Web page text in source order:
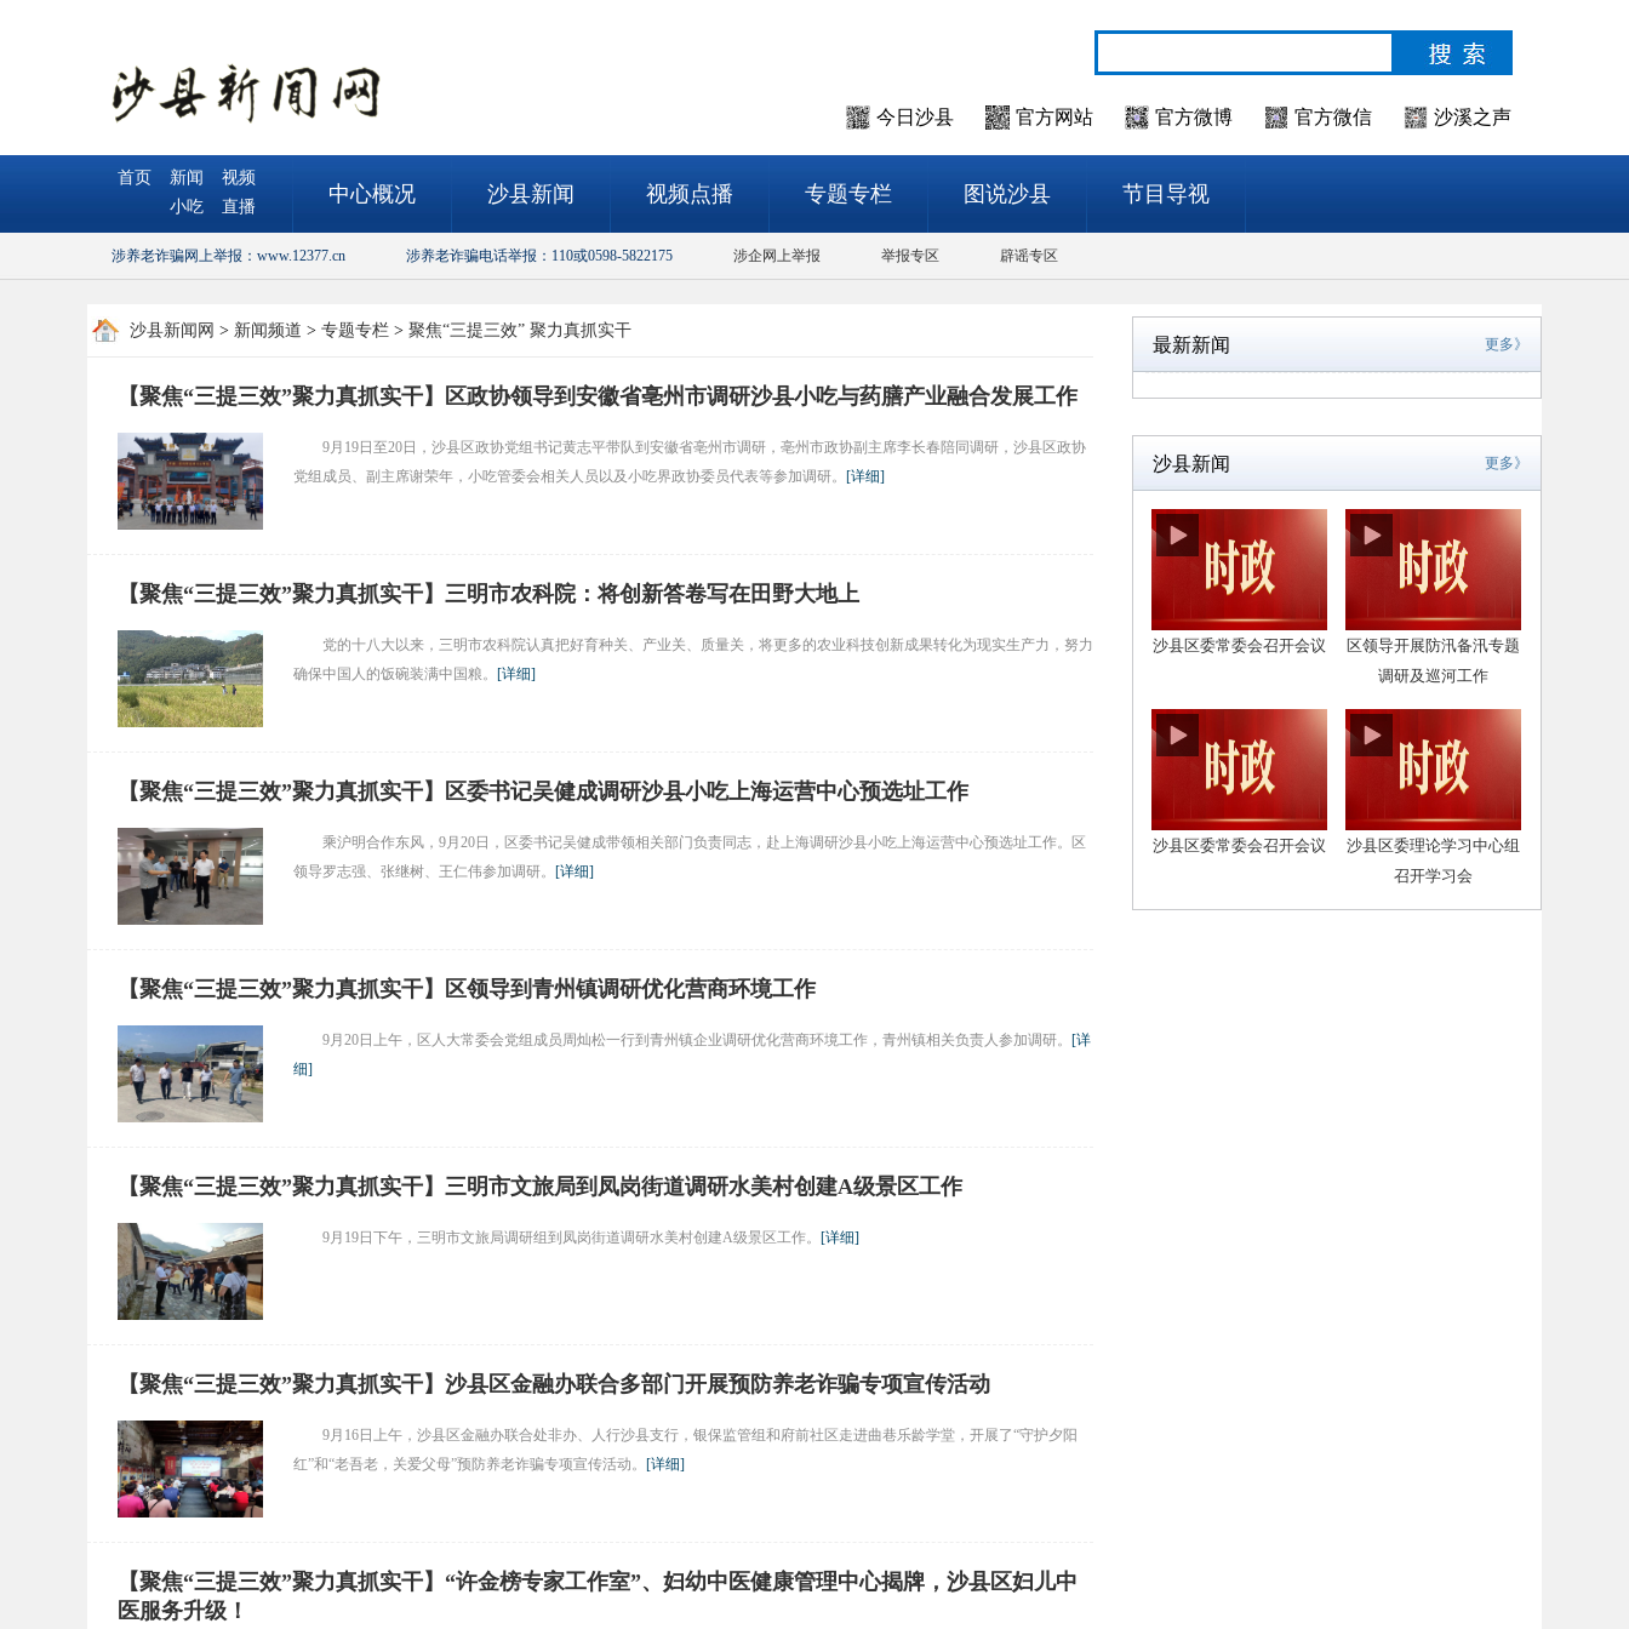
今日沙县 官方网站 官方微博 官方微信 沙溪之声
首页
新闻
小吃
视频
直播
中心概况 沙县新闻 视频点播 专题专栏 图说沙县 节目导视
涉养老诈骗网上举报：www.12377.cn 涉养老诈骗电话举报：110或0598-5822175 涉企网上举报 举报专区 辟谣专区
沙县新闻网 > 新闻频道 > 专题专栏 > 聚焦“三提三效” 聚力真抓实干
【聚焦“三提三效”聚力真抓实干】区政协领导到安徽省亳州市调研沙县小吃与药膳产业融合发展工作
9月19日至20日，沙县区政协党组书记黄志平带队到安徽省亳州市调研，亳州市政协副主席李长春陪同调研，沙县区政协
党组成员、副主席谢荣年，小吃管委会相关人员以及小吃界政协委员代表等参加调研。 [详细]
【聚焦“三提三效”聚力真抓实干】三明市农科院：将创新答卷写在田野大地上
党的十八大以来，三明市农科院认真把好育种关、产业关、质量关，将更多的农业科技创新成果转化为现实生产力，努力
确保中国人的饭碗装满中国粮。 [详细]
【聚焦“三提三效”聚力真抓实干】区委书记吴健成调研沙县小吃上海运营中心预选址工作
乘沪明合作东风，9月20日，区委书记吴健成带领相关部门负责同志，赴上海调研沙县小吃上海运营中心预选址工作。区
领导罗志强、张继树、王仁伟参加调研。 [详细]
【聚焦“三提三效”聚力真抓实干】区领导到青州镇调研优化营商环境工作
9月20日上午，区人大常委会党组成员周灿松一行到青州镇企业调研优化营商环境工作，青州镇相关负责人参加调研。 [详
细]
【聚焦“三提三效”聚力真抓实干】三明市文旅局到凤岗街道调研水美村创建A级景区工作
9月19日下午，三明市文旅局调研组到凤岗街道调研水美村创建A级景区工作。 [详细]
【聚焦“三提三效”聚力真抓实干】沙县区金融办联合多部门开展预防养老诈骗专项宣传活动
9月16日上午，沙县区金融办联合处非办、人行沙县支行，银保监管组和府前社区走进曲巷乐龄学堂，开展了“守护夕阳
红”和“老吾老，关爱父母”预防养老诈骗专项宣传活动。 [详细]
【聚焦“三提三效”聚力真抓实干】“许金榜专家工作室”、妇幼中医健康管理中心揭牌，沙县区妇儿中
医服务升级！
更多》
最新新闻
更多》
沙县新闻
沙县区委常委会召开会议
区领导开展防汛备汛专题
调研及巡河工作
沙县区委常委会召开会议
沙县区委理论学习中心组
召开学习会